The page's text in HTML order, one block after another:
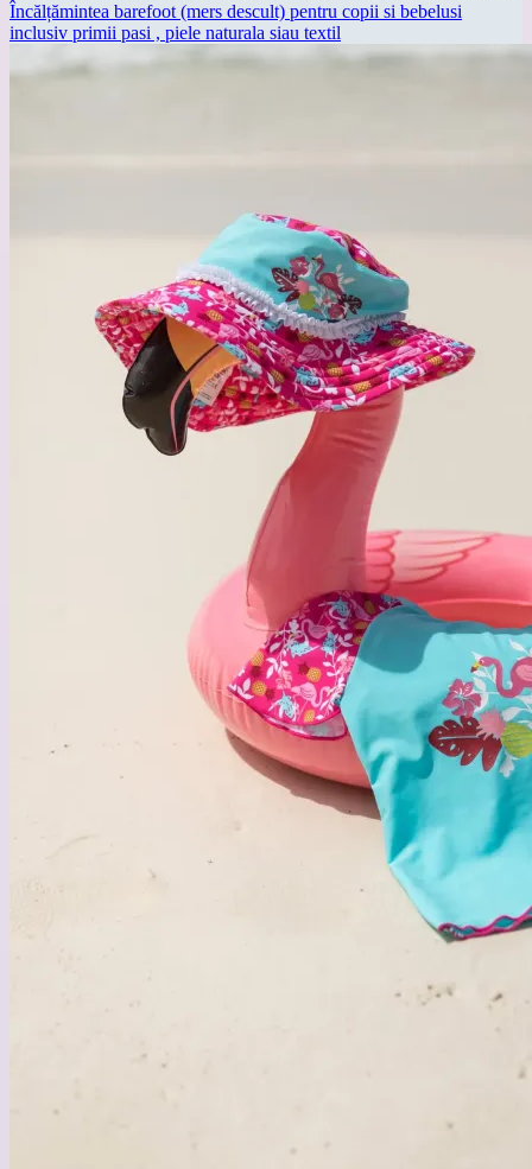
Încălțămintea barefoot (mers descult) pentru copii si bebelusi
inclusiv primii pasi , piele naturala siau textil